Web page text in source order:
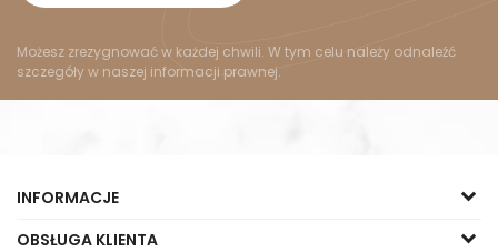
Możesz zrezygnować w każdej chwili. W tym celu należy odnaleźć
szczegóły w naszej informacji prawnej.
INFORMACJE
OBSŁUGA KLIENTA